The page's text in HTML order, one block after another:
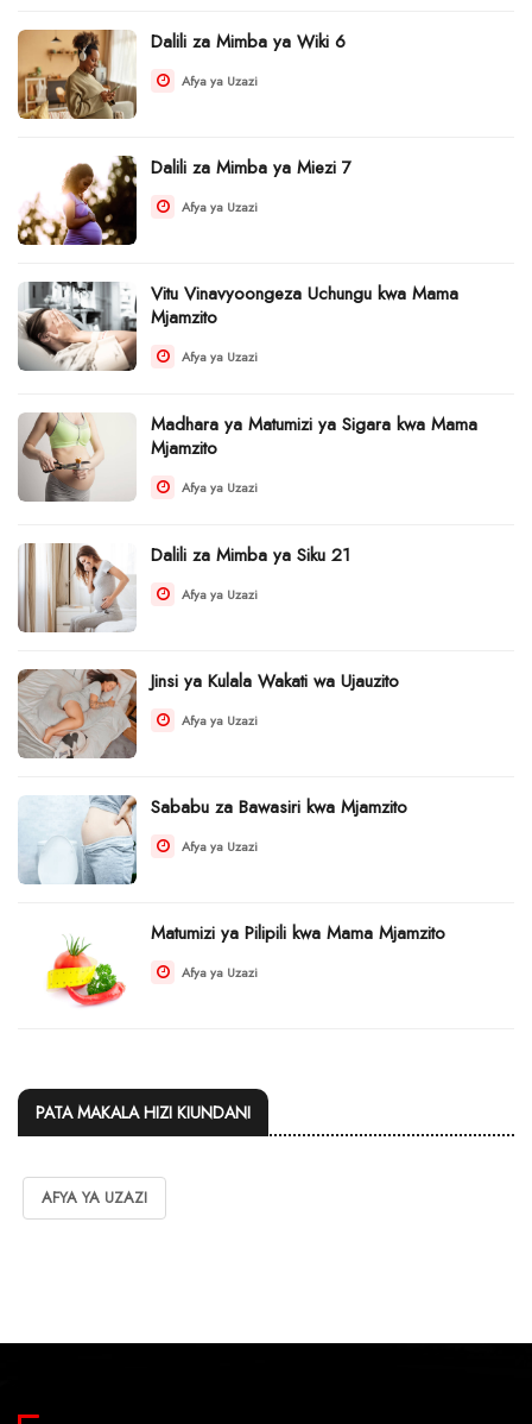
Dalili za Mimba ya Wiki 6
Afya ya Uzazi
Dalili za Mimba ya Miezi 7
Afya ya Uzazi
Vitu Vinavyoongeza Uchungu kwa Mama
Mjamzito
Afya ya Uzazi
Madhara ya Matumizi ya Sigara kwa Mama
Mjamzito
Afya ya Uzazi
Dalili za Mimba ya Siku 21
Afya ya Uzazi
Jinsi ya Kulala Wakati wa Ujauzito
Afya ya Uzazi
Sababu za Bawasiri kwa Mjamzito
Afya ya Uzazi
Matumizi ya Pilipili kwa Mama Mjamzito
Afya ya Uzazi
PATA MAKALA HIZI KIUNDANI
AFYA YA UZAZI